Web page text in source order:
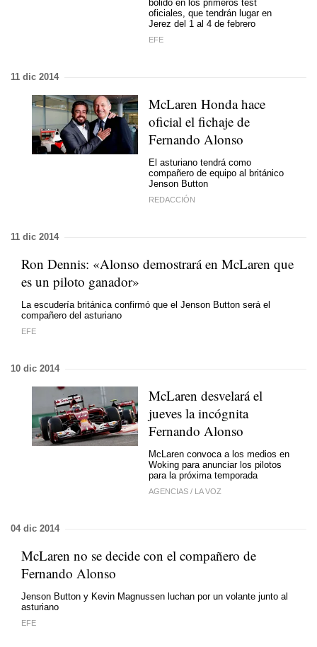
bólido en los primeros test
oficiales, que tendrán lugar en
Jerez del 1 al 4 de febrero
EFE
11 dic 2014
McLaren Honda hace
oficial el fichaje de
Fernando Alonso
El asturiano tendrá como
compañero de equipo al británico
Jenson Button
REDACCIÓN
11 dic 2014
Ron Dennis: «Alonso demostrará en McLaren que
es un piloto ganador»
La escudería británica confirmó que el Jenson Button será el
compañero del asturiano
EFE
10 dic 2014
McLaren desvelará el
jueves la incógnita
Fernando Alonso
McLaren convoca a los medios en
Woking para anunciar los pilotos
para la próxima temporada
AGENCIAS / LA VOZ
04 dic 2014
McLaren no se decide con el compañero de
Fernando Alonso
Jenson Button y Kevin Magnussen luchan por un volante junto al
asturiano
EFE